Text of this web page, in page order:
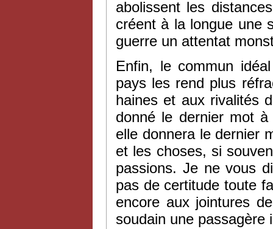
abolissent les
créent à la longue une
guerre un attentat
Enfin, le commun
pays les rend plus
haines et aux rivalités
donné le dernier mot
elle donnera le dernier
et les choses, si
passions. Je ne vous
pas de certitude toute
encore aux jointures
soudain une passagère